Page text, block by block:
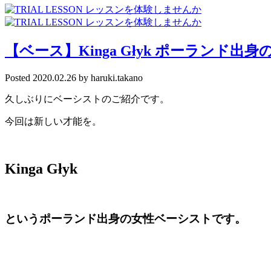
【ベース】Kinga Głyk ポーランド出身
Posted 2020.02.26 by haruki.takano
久しぶりにベーシストのご紹介です。
今回は新しい才能を。
Kinga Głyk
というポーランド出身の女性ベーシストです。